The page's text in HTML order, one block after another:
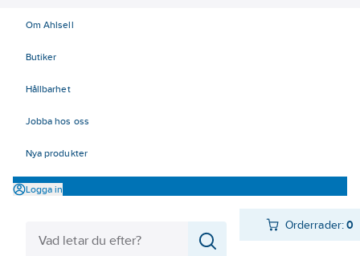
Om Ahlsell
Butiker
Hållbarhet
Jobba hos oss
Nya produkter
Logga in
Orderrader:0